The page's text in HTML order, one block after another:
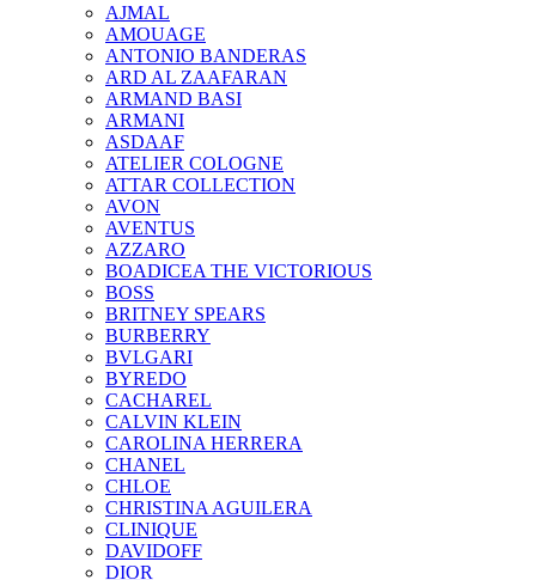
AJMAL
AMOUAGE
ANTONIO BANDERAS
ARD AL ZAAFARAN
ARMAND BASI
ARMANI
ASDAAF
ATELIER COLOGNE
ATTAR COLLECTION
AVON
AVENTUS
AZZARO
BOADICEA THE VICTORIOUS
BOSS
BRITNEY SPEARS
BURBERRY
BVLGARI
BYREDO
CACHAREL
CALVIN KLEIN
CAROLINA HERRERA
CHANEL
CHLOE
CHRISTINA AGUILERA
CLINIQUE
DAVIDOFF
DIOR